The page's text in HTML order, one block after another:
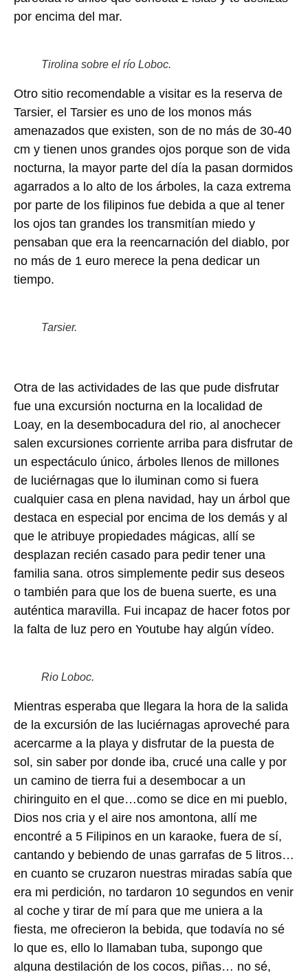
por encima del mar.
Tirolina sobre el río Loboc.
Otro sitio recomendable a visitar es la reserva de
Tarsier, el Tarsier es uno de los monos más
amenazados que existen, son de no más de 30-40
cm y tienen unos grandes ojos porque son de vida
nocturna, la mayor parte del día la pasan dormidos
agarrados a lo alto de los árboles, la caza extrema
por parte de los filipinos fue debida a que al tener
los ojos tan grandes los transmitían miedo y
pensaban que era la reencarnación del diablo, por
no más de 1 euro merece la pena dedicar un
tiempo.
Tarsier.
Otra de las actividades de las que pude disfrutar
fue una excursión nocturna en la localidad de
Loay, en la desembocadura del rio, al anochecer
salen excursiones corriente arriba para disfrutar de
un espectáculo único, árboles llenos de millones
de luciérnagas que lo iluminan como si fuera
cualquier casa en plena navidad, hay un árbol que
destaca en especial por encima de los demás y al
que le atribuye propiedades mágicas, allí se
desplazan recién casado para pedir tener una
familia sana. otros simplemente pedir sus deseos
o también para que los de buena suerte, es una
auténtica maravilla. Fui incapaz de hacer fotos por
la falta de luz pero en Youtube hay algún vídeo.
Rio Loboc.
Mientras esperaba que llegara la hora de la salida
de la excursión de las luciérnagas aproveché para
acercarme a la playa y disfrutar de la puesta de
sol, sin saber por donde iba, crucé una calle y por
un camino de tierra fui a desembocar a un
chiringuito en el que…como se dice en mi pueblo,
Dios nos cria y el aire nos amontona, allí me
encontré a 5 Filipinos en un karaoke, fuera de sí,
cantando y bebiendo de unas garrafas de 5 litros…
en cuanto se cruzaron nuestras miradas sabía que
era mi perdición, no tardaron 10 segundos en venir
al coche y tirar de mí para que me uniera a la
fiesta, me ofrecieron la bebida, que todavía no sé
lo que es, ello lo llamaban tuba, supongo que
alguna destilación de los cocos, piñas… no sé,